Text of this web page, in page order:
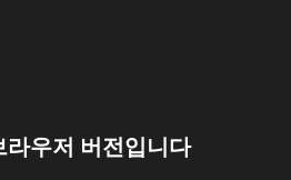
라우저 버전입니다